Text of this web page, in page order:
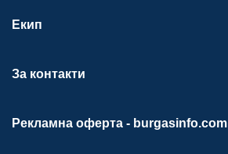
Екип
За контакти
Рекламна оферта - burgasinfo.com